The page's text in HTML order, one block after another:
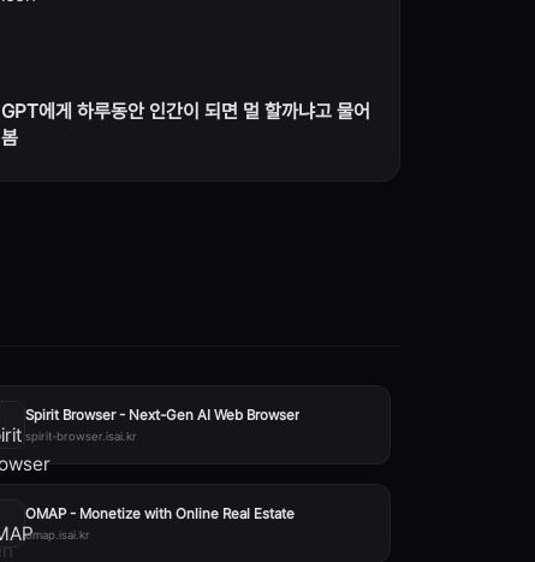
GPT에게 하루동안 인간이 되면 멀 할까냐고 물어
봄
Spirit Browser - Next-Gen AI Web Browser
spirit-browser.isai.kr
OMAP - Monetize with Online Real Estate
omap.isai.kr